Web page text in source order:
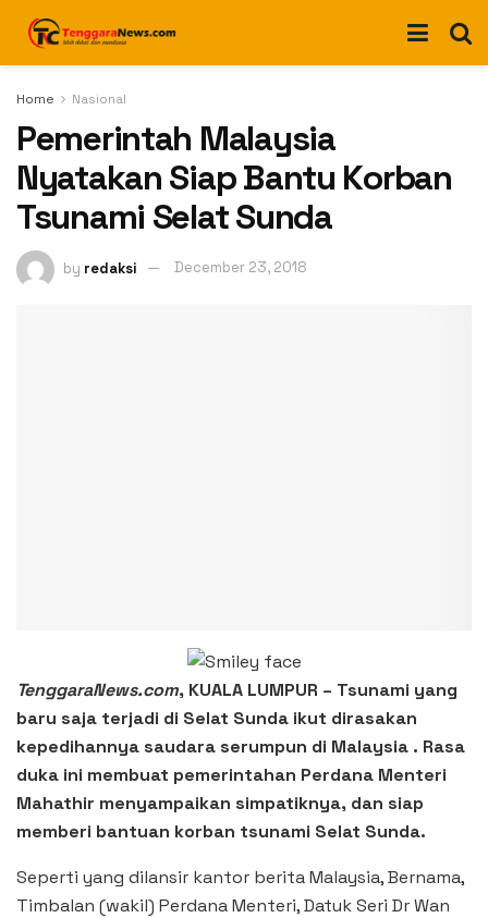
Home Nasional
Pemerintah Malaysia
Nyatakan Siap Bantu Korban
Tsunami Selat Sunda
by redaksi December 23, 2018
TenggaraNews.com, KUALA LUMPUR – Tsunami yang
baru saja terjadi di Selat Sunda ikut dirasakan
kepedihannya saudara serumpun di Malaysia . Rasa
duka ini membuat pemerintahan Perdana Menteri
Mahathir menyampaikan simpatiknya, dan siap
memberi bantuan korban tsunami Selat Sunda.
Seperti yang dilansir kantor berita Malaysia, Bernama,
Timbalan (wakil) Perdana Menteri, Datuk Seri Dr Wan